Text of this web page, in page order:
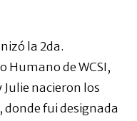
la 2da.
Humano de WCSI,
Julie nacieron los
donde fui designada